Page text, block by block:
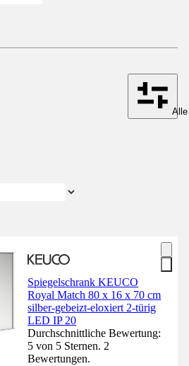
Spiegelschrank KEUCO
Royal Match 80 x 16 x 70 cm
silber-gebeizt-eloxiert 2-türig
LED IP 20
Durchschnittliche Bewertung:
5 von 5 Sternen. 2
Bewertungen.